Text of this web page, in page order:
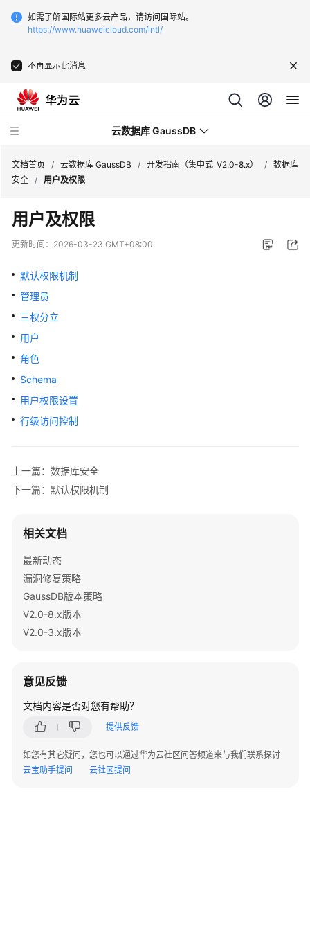
如需了解国际站更多云产品，请访问国际站。
https://www.huaweicloud.com/intl/
不再显示此消息
云数据库 GaussDB
新
动
务
公
告
产
品
介
绍
说
明
速
门
用
户
指
开
发
指
开
发
文档首页 / 云数据库 GaussDB / 开发指南（集中式_V2.0-8.x） / 数据库
安全 / 用户及权限
用户及权限
更新时间： 2026-03-23 GMT+08:00
默认权限机制
管理员
三权分立
用户
角色
Schema
用户权限设置
行级访问控制
上一篇：数据库安全
下一篇：默认权限机制
相关文档
最新动态
漏洞修复策略
GaussDB版本策略
V2.0-8.x版本
V2.0-3.x版本
意见反馈
文档内容是否对您有帮助？
提供反馈
如您有其它疑问，您也可以通过华为云社区问答频道来与我们联系探讨
云宝助手提问
云社区提问